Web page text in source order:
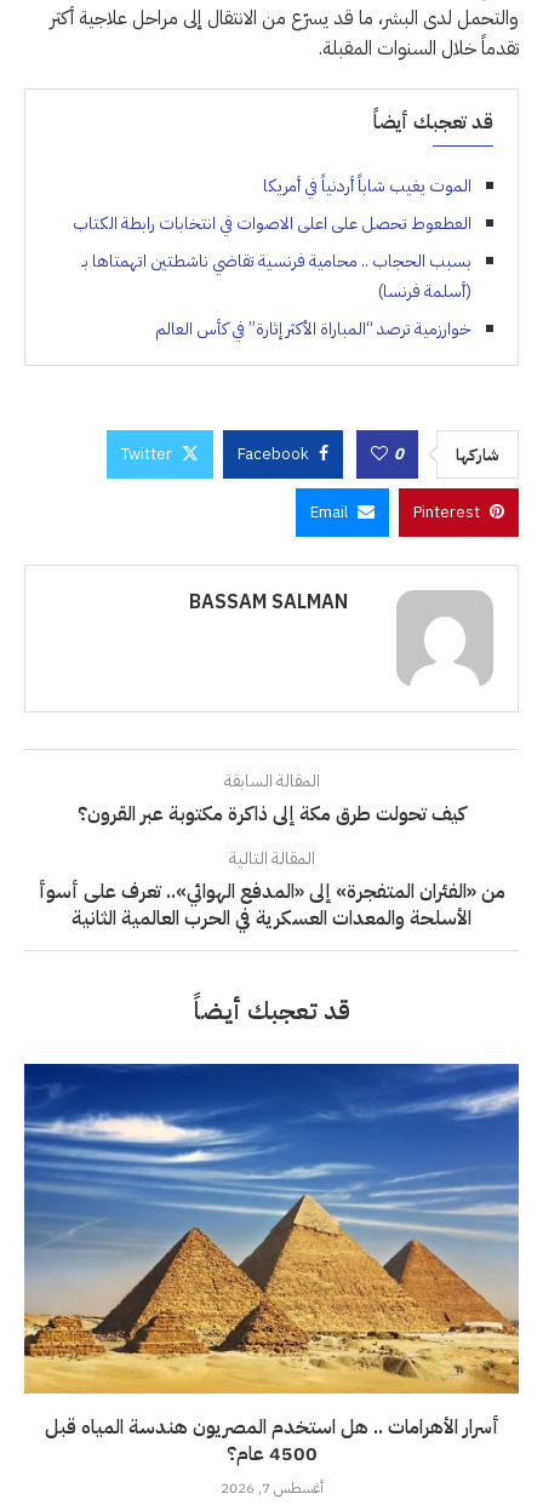
والتحمل لدى البشر، ما قد يسرّع من الانتقال إلى مراحل علاجية أكثر
تقدماً خلال السنوات المقبلة.
قد تعجبك أيضاً
الموت يغيب شاباً أردنياً في أمريكا
العطعوط تحصل على اعلى الاصوات في انتخابات رابطة الكتاب
بسبب الحجاب .. محامية فرنسية تقاضي ناشطتين اتهمتاها بـ
(أسلمة فرنسا)
خوارزمية ترصد “المباراة الأكثر إثارة” في كأس العالم
شاركها 0
Facebook
Twitter
Pinterest
Email
BASSAM SALMAN
المقالة السابقة
كيف تحولت طرق مكة إلى ذاكرة مكتوبة عبر القرون؟
المقالة التالية
من «الفئران المتفجرة» إلى «المدفع الهوائي».. تعرف على أسوأ
الأسلحة والمعدات العسكرية في الحرب العالمية الثانية
قد تعجبك أيضاً
أسرار الأهرامات .. هل استخدم المصريون هندسة المياه قبل
4500 عام؟
أغسطس 7, 2026